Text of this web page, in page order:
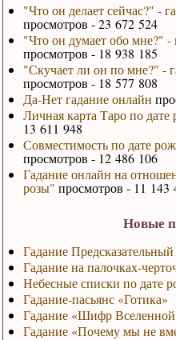
"Что он делает сейчас?" -
просмотров - 23 672 524
"Что он думает обо мне?"
просмотров - 18 938 185
"Скучает ли он по мне?" -
просмотров - 18 577 808
Да-Нет гадание онлайн
Личная карта Таро по дате
13 611 948
Совместимость по дате
просмотров - 12 486 106
Гадание онлайн на
розы" просмотров - 11 143
Новые
Гадание Предсказательный
Гадание на палочках-
Небесные списки по дате
Гадание-пасьянс «Готика»
Гадание «Шифр
Гадание «Почему мы не